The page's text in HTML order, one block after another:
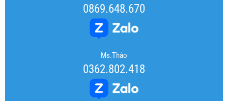
0869.648.670
Ms.Thảo
0362.802.418